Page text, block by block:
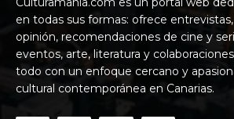
en todas sus formas: ofrece
opinión, recomendaciones de cine y
eventos, arte, literatura y
todo con un enfoque cercano y
cultural contemporánea en Canarias.